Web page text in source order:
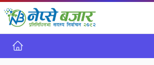
गृह